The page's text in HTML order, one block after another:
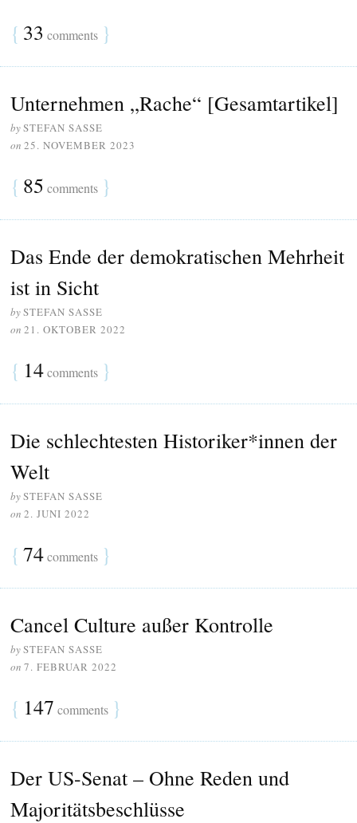
{ 33 comments }
Unternehmen „Rache“ [Gesamtartikel]
bySTEFAN SASSE
on 25. NOVEMBER 2023
{ 85 comments }
Das Ende der demokratischen Mehrheit
ist in Sicht
bySTEFAN SASSE
on 21. OKTOBER 2022
{ 14comments }
Die schlechtesten Historiker*innen der
Welt
bySTEFAN SASSE
on 2. JUNI 2022
{ 74comments }
Cancel Culture außer Kontrolle
bySTEFAN SASSE
on 7. FEBRUAR 2022
{ 147 comments }
Der US-Senat – Ohne Reden und
Majoritätsbeschlüsse